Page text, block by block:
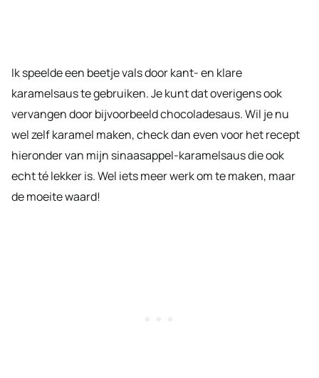
Ik speelde een beetje vals door kant- en klare
karamelsaus te gebruiken. Je kunt dat overigens ook
vervangen door bijvoorbeeld chocoladesaus. Wil je nu
wel zelf karamel maken, check dan even voor het recept
hieronder van mijn sinaasappel-karamelsaus die ook
echt té lekker is. Wel iets meer werk om te maken, maar
de moeite waard!